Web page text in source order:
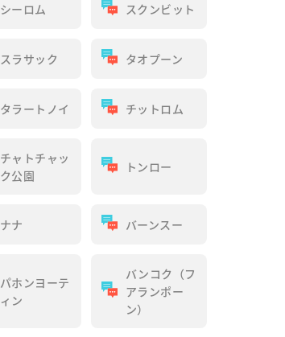
シーロム スクンビット
スラサック タオプーン
タラートノイ チットロム
チャトチャッ
ク公園
トンロー
ナナ バーンスー
パホンヨーテ
ィン
バンコク（フ
アランポー
ン）